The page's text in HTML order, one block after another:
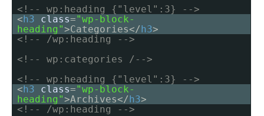
<!-- wp:heading {"level":3} -->
< h3 class="wp-block-
heading">Categories</ h3>
<!-- /wp:heading -->
<!-- wp:categories /-->
<!-- wp:heading {"level":3} -->
< h3 class="wp-block-
heading">Archives</ h3>
<!-- /wp:heading -->